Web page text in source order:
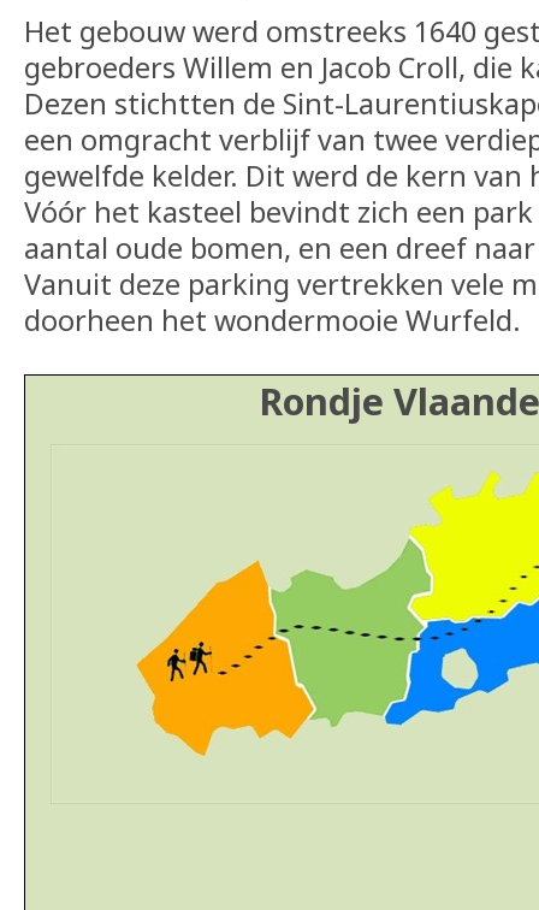
Het gebouw werd omstreeks 1640
gebroeders Willem en Jacob Croll, die
Dezen stichtten de Sint-
een omgracht verblijf van twee
gewelfde kelder. Dit werd de kern
Vóór het kasteel bevindt zich een
aantal oude bomen, en een dreef
Vanuit deze parking vertrekken vele
doorheen het wondermooie Wurfeld.
Rondje